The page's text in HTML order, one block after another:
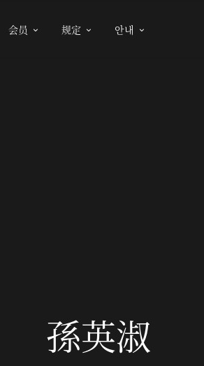
会员  规定  안내 
孫英淑